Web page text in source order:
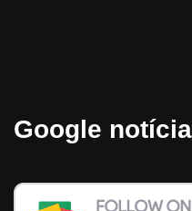
Google